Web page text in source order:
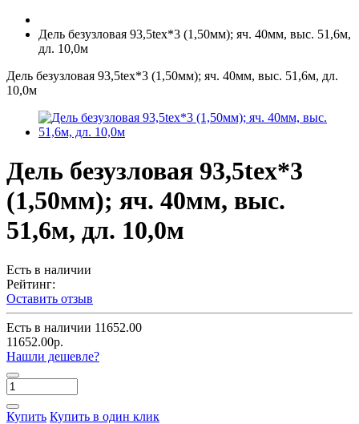
Дель безузловая 93,5tex*3 (1,50мм); яч. 40мм, выс. 51,6м,
дл. 10,0м
Дель безузловая 93,5tex*3 (1,50мм); яч. 40мм, выс. 51,6м, дл.
10,0м
Дель безузловая 93,5tex*3
(1,50мм); яч. 40мм, выс.
51,6м, дл. 10,0м
Есть в наличии
Рейтинг:
Оставить отзыв
Есть в наличии 11652.00
11652.00р.
Нашли дешевле?
Купить Купить в один клик